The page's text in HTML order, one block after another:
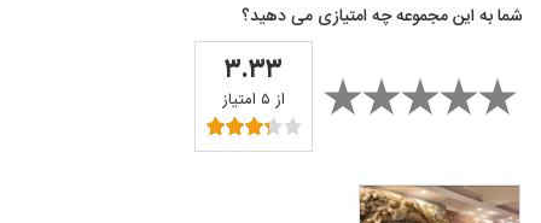
شما به این مجموعه چه امتیازی می دهید؟
۳.۳۳
از ۵ امتیاز
باغ تالار مهرداد تهران